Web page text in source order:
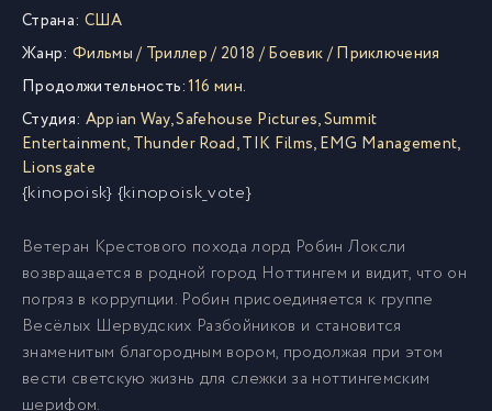
Страна: США
Жанр: Фильмы/ Триллер/ 2018 /Боевик/Приключения
Продолжительность:116 мин.
Студия: Appian Way,Safehouse Pictures,Summit
Entertainment,Thunder Road,TIK Films,EMG Management,
Lionsgate
{kinopoisk} {kinopoisk_vote}
Ветеран Крестового похода лорд Робин Локсли
возвращается в родной город Ноттингем и видит, что он
погряз в коррупции. Робин присоединяется к группе
Весёлых Шервудских Разбойников и становится
знаменитым благородным вором, продолжая при этом
вести светскую жизнь для слежки за ноттингемским
шерифом.